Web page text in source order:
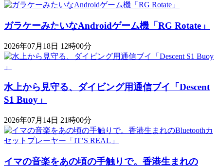
ガラケーみたいなAndroidゲーム機「RG Rotate」
2026年07月18日 12時00分
水上から見守る、ダイビング用通信ブイ「Descent
S1 Buoy​​」
2026年07月14日 21時00分
イマの音楽をあの頃の手触りで。香港生まれの